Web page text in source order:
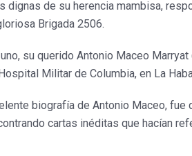
dignas de su herencia mambisa,
Brigada 2506.
su querido Antonio Maceo
Militar de Columbia, en La
biografía de Antonio Maceo,
cartas inéditas que hacían